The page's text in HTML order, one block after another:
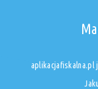
aplikacjafiskalna.pl